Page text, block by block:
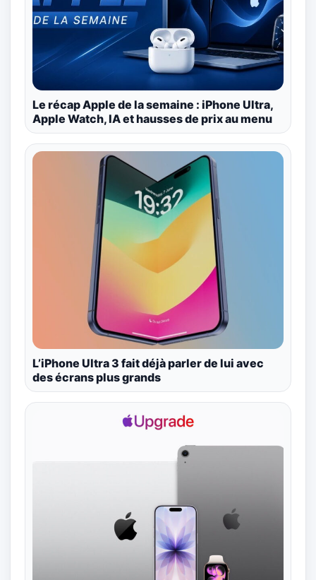
Le récap Apple de la semaine : iPhone Ultra,
Apple Watch, IA et hausses de prix au menu
L’iPhone Ultra 3 fait déjà parler de lui avec
des écrans plus grands